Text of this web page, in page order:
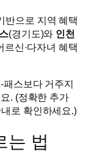
반으로 지역 혜택
(경기도)와 인천
신·다자녀 혜택
스보다 거주지
. (정확한 추가
로 확인하세요.)
는 법